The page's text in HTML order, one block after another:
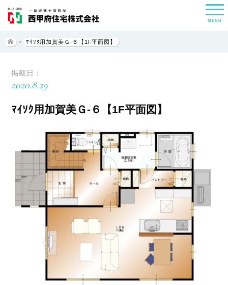
MENU
> ﾏｲｿｸ用加賀美Ｇ-６【1F平面図】
掲載日：
2020.8.29
ﾏｲｿｸ用加賀美Ｇ-６【1F平面図】